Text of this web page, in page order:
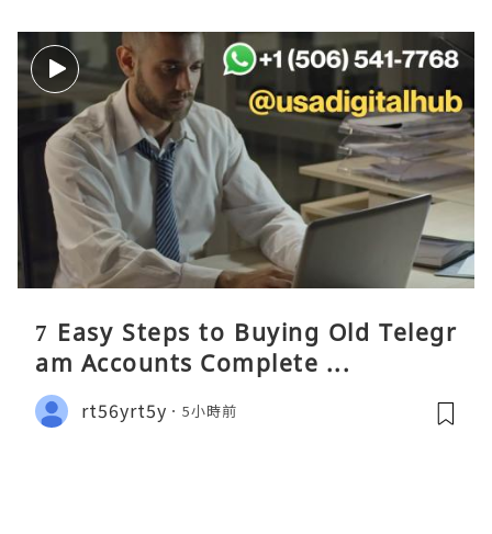
7 Easy Steps to Buying Old Telegr
am Accounts Complete ...
rt56yrt5y 5小時前